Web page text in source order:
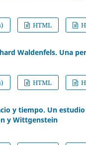
HTML
Waldenfels. Una
HTML
y tiempo. Un
y Wittgenstein